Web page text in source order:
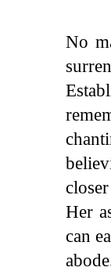
No
Her
can